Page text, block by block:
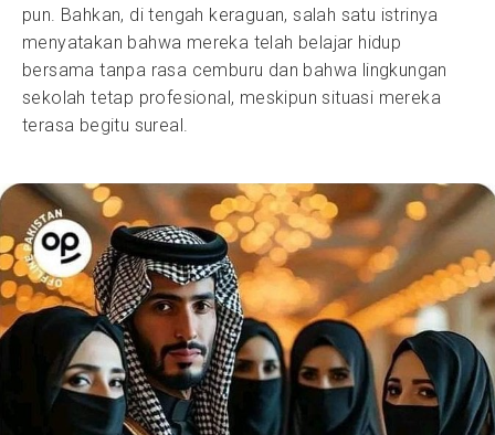
pun. Bahkan, di tengah keraguan, salah satu istrinya
menyatakan bahwa mereka telah belajar hidup
bersama tanpa rasa cemburu dan bahwa lingkungan
sekolah tetap profesional, meskipun situasi mereka
terasa begitu sureal.